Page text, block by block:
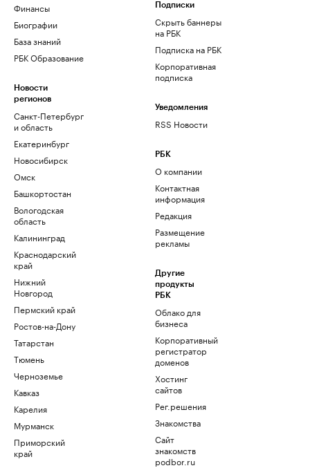
Финансы
Биографии
База знаний
РБК Образование
Новости
регионов
Санкт-Петербург
и область
Екатеринбург
Новосибирск
Омск
Башкортостан
Вологодская
область
Калининград
Краснодарский
край
Нижний
Новгород
Пермский край
Ростов-на-Дону
Татарстан
Тюмень
Черноземье
Кавказ
Карелия
Мурманск
Приморский
край
Подписки
Скрыть баннеры
на РБК
Подписка на РБК
Корпоративная
подписка
Уведомления
RSS Новости
РБК
О компании
Контактная
информация
Редакция
Размещение
рекламы
Другие
продукты
РБК
Облако для
бизнеса
Корпоративный
регистратор
доменов
Хостинг
сайтов
Рег.решения
Знакомства
Сайт
знакомств
podbor.ru